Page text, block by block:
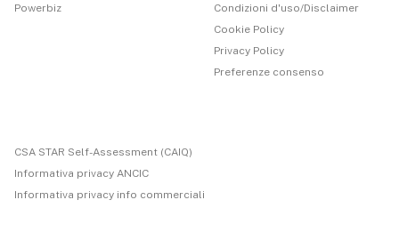
Powerbiz
Condizioni d'uso/Disclaimer
Cookie Policy
Privacy Policy
Preferenze consenso
CSA STAR Self-Assessment (CAIQ)
Informativa privacy ANCIC
Informativa privacy info commerciali